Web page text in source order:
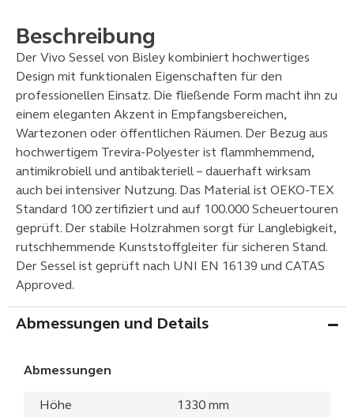
Beschreibung
Der Vivo Sessel von Bisley kombiniert hochwertiges
Design mit funktionalen Eigenschaften für den
professionellen Einsatz. Die fließende Form macht ihn zu
einem eleganten Akzent in Empfangsbereichen,
Wartezonen oder öffentlichen Räumen. Der Bezug aus
hochwertigem Trevira-Polyester ist flammhemmend,
antimikrobiell und antibakteriell – dauerhaft wirksam
auch bei intensiver Nutzung. Das Material ist OEKO-TEX
Standard 100 zertifiziert und auf 100.000 Scheuertouren
geprüft. Der stabile Holzrahmen sorgt für Langlebigkeit,
rutschhemmende Kunststoffgleiter für sicheren Stand.
Der Sessel ist geprüft nach UNI EN 16139 und CATAS
Approved.
Abmessungen und Details
Abmessungen
Höhe 1330 mm